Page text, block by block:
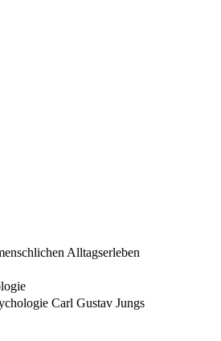
Alltagserleben
Carl Gustav Jungs